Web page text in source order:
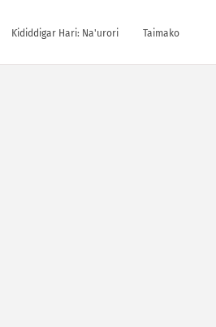
Ƙididdigar Hari: Na'urori Taimako